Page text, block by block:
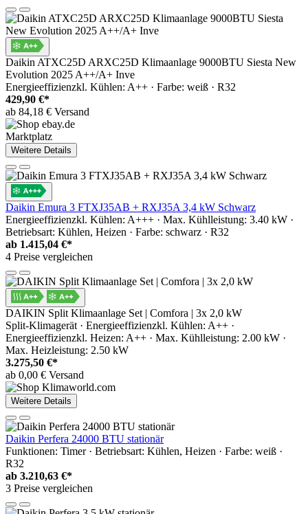
Daikin ATXC25D ARXC25D Klimaanlage 9000BTU Siesta New
Evolution 2025 A++/A+ Inve
Energieeffizienzkl. Kühlen: A++ · Farbe: weiß · R32
429,90 €*
ab 84,18 € Versand
Marktplatz
Weitere Details
Daikin Emura 3 FTXJ35AB + RXJ35A 3,4 kW Schwarz
Energieeffizienzkl. Kühlen: A+++ · Max. Kühlleistung: 3.40 kW ·
Betriebsart: Kühlen, Heizen · Farbe: schwarz · R32
ab 1.415,04 €*
4 Preise vergleichen
DAIKIN Split Klimaanlage Set | Comfora | 3x 2,0 kW
Split-Klimagerät · Energieeffizienzkl. Kühlen: A++ ·
Energieeffizienzkl. Heizen: A++ · Max. Kühlleistung: 2.00 kW ·
Max. Heizleistung: 2.50 kW
3.275,50 €*
ab 0,00 € Versand
Weitere Details
Daikin Perfera 24000 BTU stationär
Funktionen: Timer · Betriebsart: Kühlen, Heizen · Farbe: weiß ·
R32
ab 3.210,63 €*
3 Preise vergleichen